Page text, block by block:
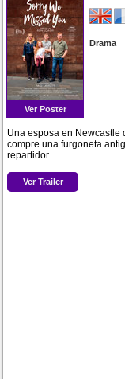
Ver Poster
Drama
Una esposa en Newcastle
compre una furgoneta
repartidor.
Ver Trailer